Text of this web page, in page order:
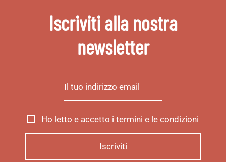
Iscriviti alla nostra
newsletter
Ho letto e accetto i termini e le condizioni